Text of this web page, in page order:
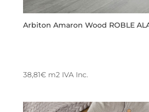
Arbiton Amaron Wood ROBLE
38,81€m2 IVA Inc.